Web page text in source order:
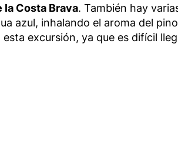
Costa Brava. También hay
azul, inhalando el aroma del
excursión, ya que es difícil